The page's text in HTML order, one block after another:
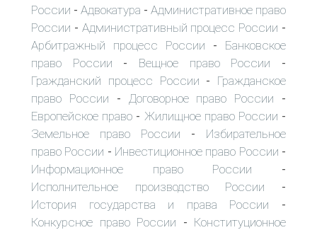
России - Адвокатура - Административное право
России - Административный процесс России -
Арбитражный процесс России - Банковское
право России - Вещное право России -
Гражданский процесс России - Гражданское
право России - Договорное право России -
Европейское право - Жилищное право России -
Земельное право России - Избирательное
право России - Инвестиционное право России -
Информационное право России -
Исполнительное производство России -
История государства и права России -
Конкурсное право России - Конституционное